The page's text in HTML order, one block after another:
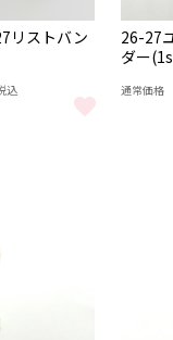
リストバン
込
リストバンド/2nd をも
NEW
26-27
ダー
通常価格
26-